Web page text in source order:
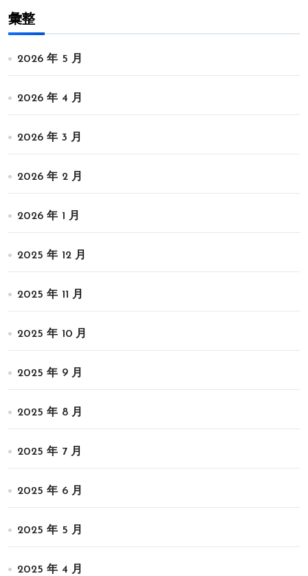
彙整
2026 年 5 月
2026 年 4 月
2026 年 3 月
2026 年 2 月
2026 年 1 月
2025 年 12 月
2025 年 11 月
2025 年 10 月
2025 年 9 月
2025 年 8 月
2025 年 7 月
2025 年 6 月
2025 年 5 月
2025 年 4 月